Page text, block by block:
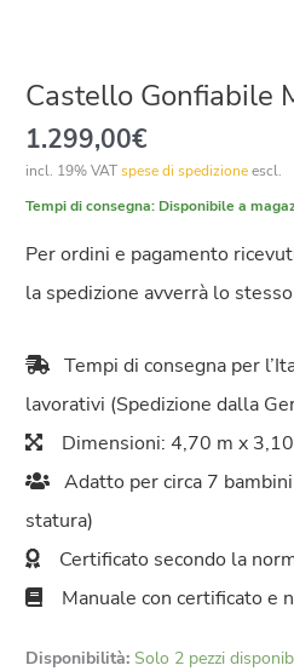
Castello Gonfiabile
1.299,00€
incl. 19% VATspese di spedizioneescl.
Tempi di consegna: Disponibile a
Per ordini e pagamento
la spedizione avverrà lo
Tempi di consegna per
lavorativi (Spedizione dalla
Dimensioni: 4,70 m x
Adatto per circa 7
statura)
Certificato secondo la
Manuale con certificato e
Disponibilità: Solo 2 pezzi